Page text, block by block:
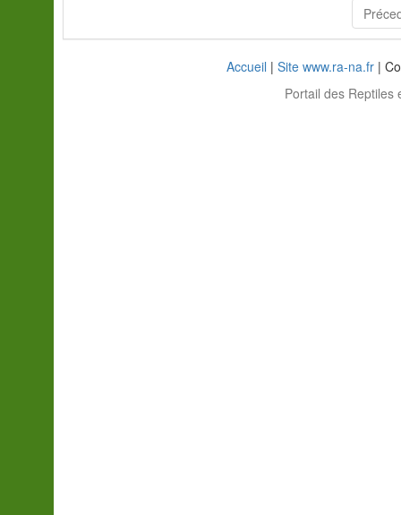
Accueil | Site www.ra-na.fr |
Portail des Reptiles